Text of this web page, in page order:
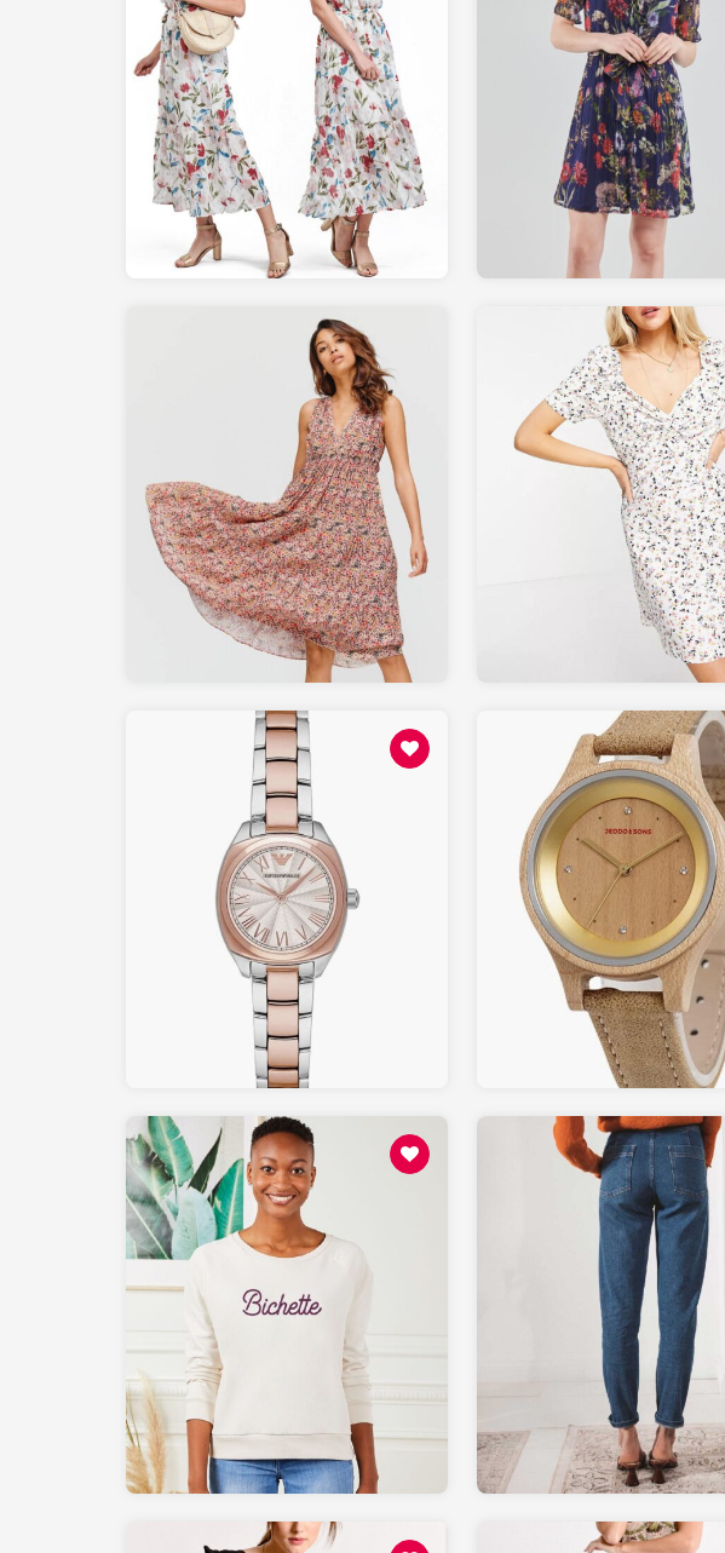
SPARTOO.fr
109.00
SPARTOO.fr
49.95
PROMOD.fr
24.99
ASOS.fr
159.00
AMAZON.fr
AMAZON.fr
49
MONSIEURTSHIRT.com
109
LEPANTALON.fr